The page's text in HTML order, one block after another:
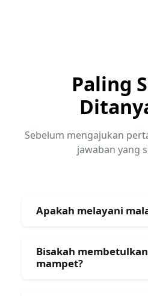
Paling
Sebelum mengajukan
jawaban yang
Apakah melayani
Bisakah
mampet?